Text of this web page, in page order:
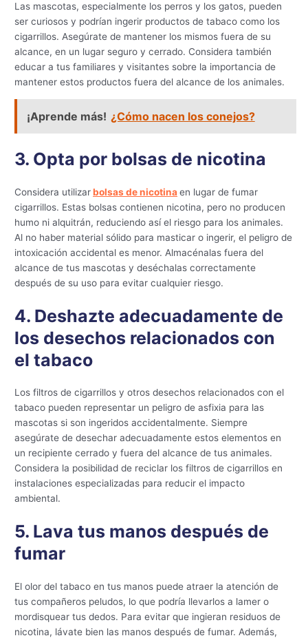
Las mascotas, especialmente los perros y los gatos, pueden
ser curiosos y podrían ingerir productos de tabaco como los
cigarrillos. Asegúrate de mantener los mismos fuera de su
alcance, en un lugar seguro y cerrado. Considera también
educar a tus familiares y visitantes sobre la importancia de
mantener estos productos fuera del alcance de los animales.
¡Aprende más! ¿Cómo nacen los conejos?
3. Opta por bolsas de nicotina
Considera utilizarbolsas de nicotinaen lugar de fumar
cigarrillos. Estas bolsas contienen nicotina, pero no producen
humo ni alquitrán, reduciendo así el riesgo para los animales.
Al no haber material sólido para masticar o ingerir, el peligro de
intoxicación accidental es menor. Almacénalas fuera del
alcance de tus mascotas y deséchalas correctamente
después de su uso para evitar cualquier riesgo.
4. Deshazte adecuadamente de
los desechos relacionados con
el tabaco
Los filtros de cigarrillos y otros desechos relacionados con el
tabaco pueden representar un peligro de asfixia para las
mascotas si son ingeridos accidentalmente. Siempre
asegúrate de desechar adecuadamente estos elementos en
un recipiente cerrado y fuera del alcance de tus animales.
Considera la posibilidad de reciclar los filtros de cigarrillos en
instalaciones especializadas para reducir el impacto
ambiental.
5. Lava tus manos después de
fumar
El olor del tabaco en tus manos puede atraer la atención de
tus compañeros peludos, lo que podría llevarlos a lamer o
mordisquear tus dedos. Para evitar que ingieran residuos de
nicotina, lávate bien las manos después de fumar. Además,